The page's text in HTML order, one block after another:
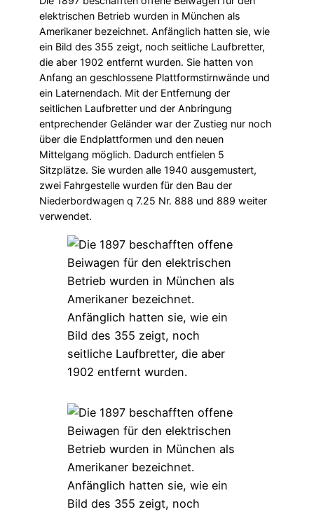
elektrischen Betrieb wurden in München als
Amerikaner bezeichnet. Anfänglich hatten sie, wie
ein Bild des 355 zeigt, noch seitliche Laufbretter,
die aber 1902 entfernt wurden. Sie hatten von
Anfang an geschlossene Plattformstirnwände und
ein Laternendach. Mit der Entfernung der
seitlichen Laufbretter und der Anbringung
entprechender Geländer war der Zustieg nur noch
über die Endplattformen und den neuen
Mittelgang möglich. Dadurch entfielen 5
Sitzplätze. Sie wurden alle 1940 ausgemustert,
zwei Fahrgestelle wurden für den Bau der
Niederbordwagen q 7.25 Nr. 888 und 889 weiter
verwendet.